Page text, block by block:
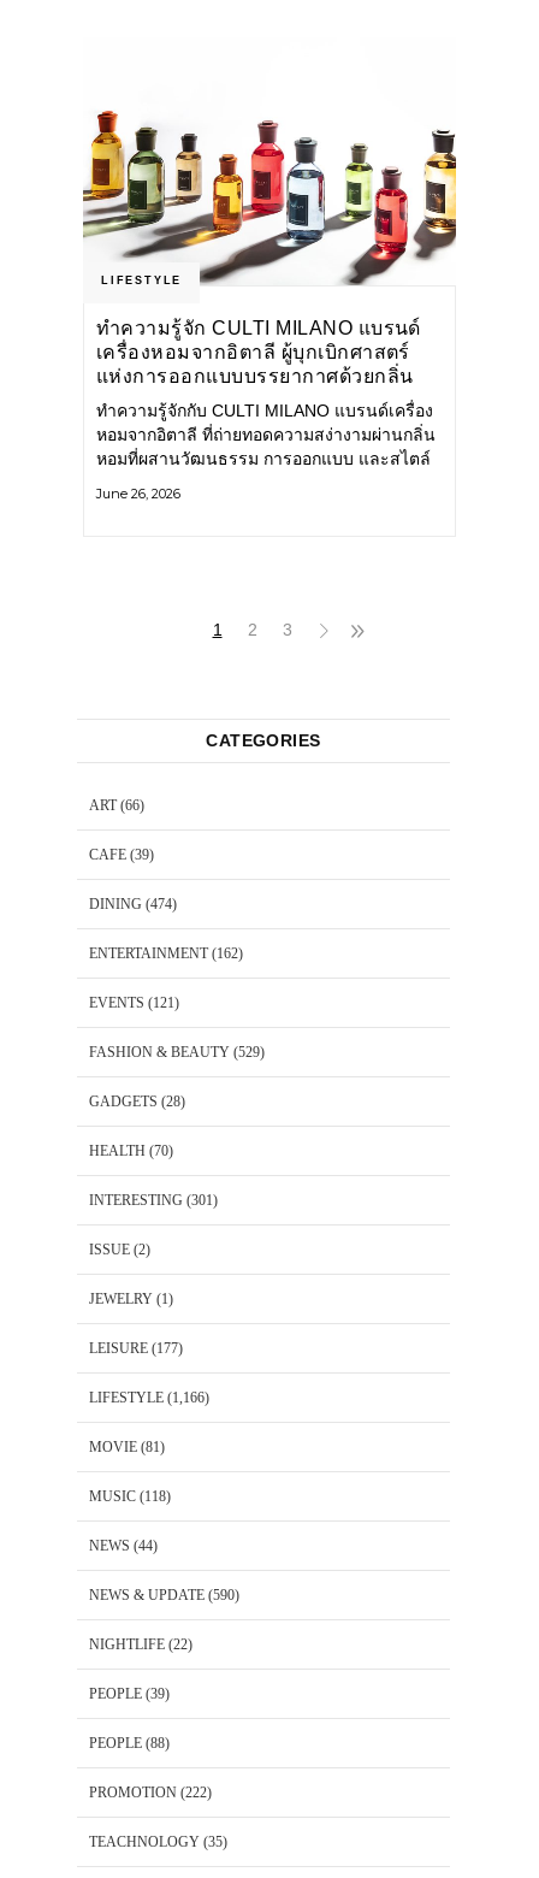
LIFESTYLE
ทำความรู้จัก CULTI MILANO แบรนด์
เครื่องหอมจากอิตาลี ผู้บุกเบิกศาสตร์
แห่งการออกแบบบรรยากาศด้วยกลิ่น
หอม ผสานสไตล์อันโดดเด่นอย่างลงตัว
ทำความรู้จักกับ CULTI MILANO แบรนด์เครื่อง
หอมจากอิตาลี ที่ถ่ายทอดความสง่างามผ่านกลิ่น
หอมที่ผสานวัฒนธรรม การออกแบบ และสไตล์
แบรนด์เครื่องหอมระดับลักชัวรีดีไซน์เอกลักษณ์
June 26, 2026
1 2 3
CATEGORIES
ART(66)
CAFE (39)
DINING (474)
ENTERTAINMENT(162)
EVENTS (121)
FASHION & BEAUTY (529)
GADGETS (28)
HEALTH (70)
INTERESTING (301)
ISSUE (2)
JEWELRY (1)
LEISURE (177)
LIFESTYLE (1,166)
MOVIE (81)
MUSIC (118)
NEWS (44)
NEWS & UPDATE (590)
NIGHTLIFE (22)
PEOPLE (39)
PEOPLE (88)
PROMOTION (222)
TEACHNOLOGY (35)